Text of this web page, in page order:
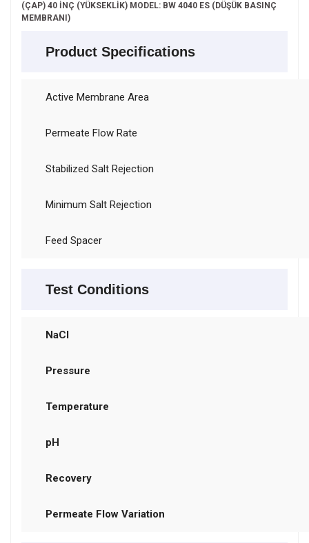
(ÇAP) 40 İNÇ (YÜKSEKLİK) MODEL: BW 4040 ES (DÜŞÜK BASINÇ
MEMBRANI)
Product Specifications
Active Membrane Area
Permeate Flow Rate
Stabilized Salt Rejection
Minimum Salt Rejection
Feed Spacer
Test Conditions
NaCl
Pressure
Temperature
pH
Recovery
Permeate Flow Variation